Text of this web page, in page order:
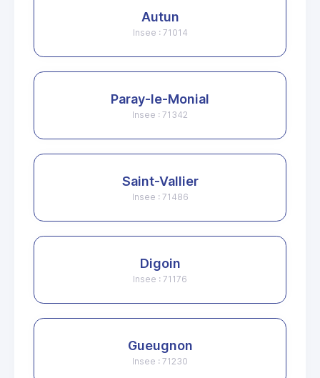
Autun
Insee : 71014
Paray-le-Monial
Insee : 71342
Saint-Vallier
Insee : 71486
Digoin
Insee : 71176
Gueugnon
Insee : 71230